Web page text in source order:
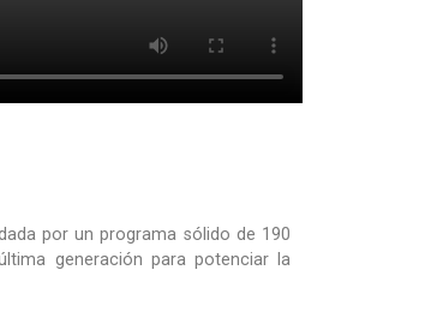
por un programa sólido de 190
generación para potenciar la